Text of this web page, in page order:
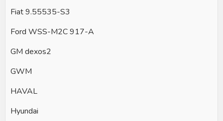
Fiat 9.55535-S3
Ford WSS-M2C 917-A
GM dexos2
GWM
HAVAL
Hyundai